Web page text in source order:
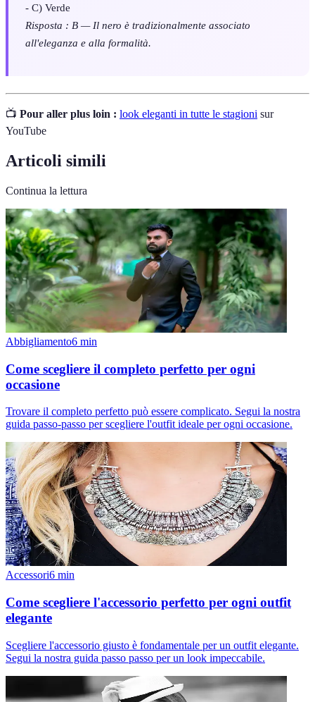
- C) Verde
Risposta : B — Il nero è tradizionalmente associato
all'eleganza e alla formalità.
📺 Pour aller plus loin : look eleganti in tutte le stagioni sur
YouTube
Articoli simili
Continua la lettura
Abbigliamento6 min
Come scegliere il completo perfetto per ogni
occasione
Trovare il completo perfetto può essere complicato. Segui la nostra
guida passo-passo per scegliere l'outfit ideale per ogni occasione.
Accessori6 min
Come scegliere l'accessorio perfetto per ogni outfit
elegante
Scegliere l'accessorio giusto è fondamentale per un outfit elegante.
Segui la nostra guida passo passo per un look impeccabile.